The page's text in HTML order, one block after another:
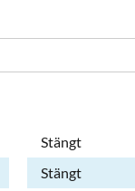
Stängt
Stängt